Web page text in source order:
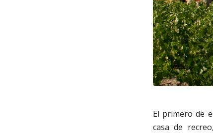
El primero de
casa de